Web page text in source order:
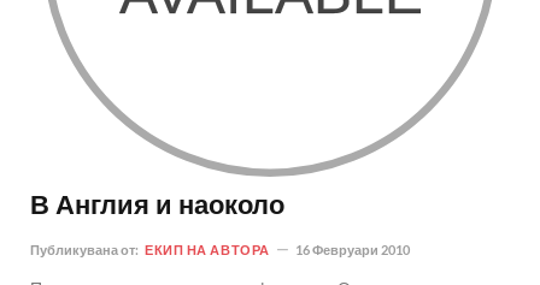
В Англия и наоколо
Публикувана от: ЕКИП НА АВТОРА 16 Февруари 2010